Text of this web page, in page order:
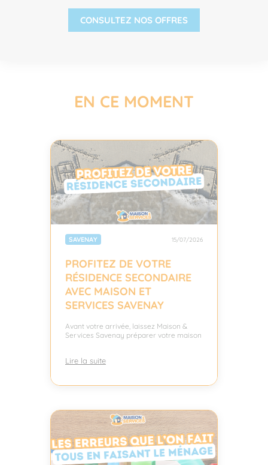
CONSULTEZ NOS OFFRES
EN CE MOMENT
SAVENAY 15/07/2026
PROFITEZ DE VOTRE
RÉSIDENCE SECONDAIRE
AVEC MAISON ET
SERVICES SAVENAY
Avant votre arrivée, laissez Maison &
Services Savenay préparer votre maison
Lire la suite